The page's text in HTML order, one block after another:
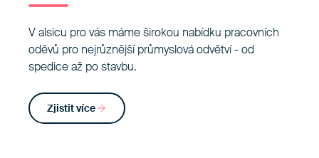
V alsicu pro vás máme širokou nabídku pracovních
oděvů pro nejrůznější průmyslová odvětví - od
spedice až po stavbu.
Zjistit více